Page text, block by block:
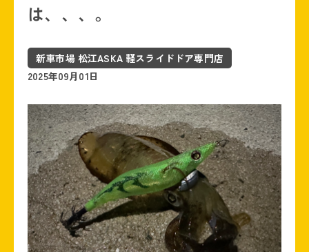
は、、、。
新車市場 松江ASKA 軽スライドドア専門店
2025年09月01日